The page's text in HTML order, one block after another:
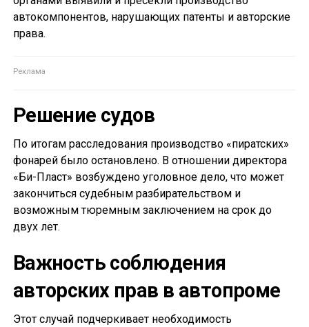
автокомпонентов, нарушающих патенты и авторские
права.
Решение судов
По итогам расследования производство «пиратских»
фонарей было остановлено. В отношении директора
«Би-Пласт» возбуждено уголовное дело, что может
закончиться судебным разбирательством и
возможным тюремным заключением на срок до
двух лет.
Важность соблюдения
авторских прав в автопроме
Этот случай подчеркивает необходимость